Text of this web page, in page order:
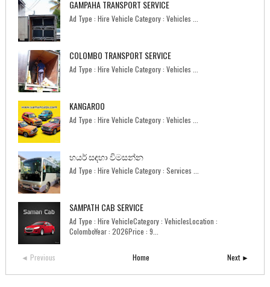
GAMPAHA TRANSPORT SERVICE
Ad Type : Hire Vehicle Category : Vehicles ...
COLOMBO TRANSPORT SERVICE
Ad Type : Hire Vehicle Category : Vehicles ...
KANGAROO
Ad Type : Hire Vehicle Category : Vehicles ...
හයර් සඳහා විමසන්න
Ad Type : Hire Vehicle Category : Services ...
SAMPATH CAB SERVICE
Ad Type : Hire VehicleCategory : VehiclesLocation :
ColomboYear : 2026Price : 9...
◄ Previous Next ►
Home